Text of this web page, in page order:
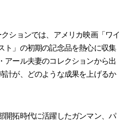
ションでは、アメリカ映画「ワイ
ト」の初期の記念品を熱心に収集
アール夫妻のコレクションから出
計が、どのような成果を上げるか
拓時代に活躍したガンマン、パ